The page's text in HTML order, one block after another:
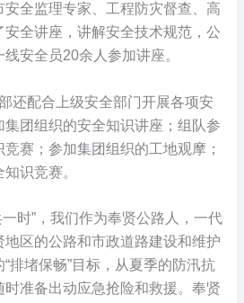
安全监理专家、工程防灾督查、高
全讲座，讲解安全技术规范，公
安全员20余人参加讲座。
还配合上级安全部门开展各项安
团组织的安全知识讲座；组队参
赛；参加集团组织的工地观摩；
识竞赛。
时”，我们作为奉贤公路人，一代
区的公路和市政道路建设和维护
排堵保畅”目标，从夏季的防汛抗
准备出动应急抢险和救援。奉贤